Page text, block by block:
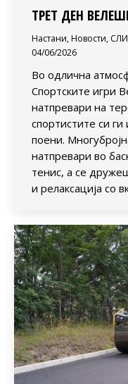
ТРЕТ ДЕН
Настани, Новости,
04/06/2026
Во одлична
Спортските игри
натпревари на
спортистите си ги
поени.
натпревари во
тенис, а се
и релаксација со